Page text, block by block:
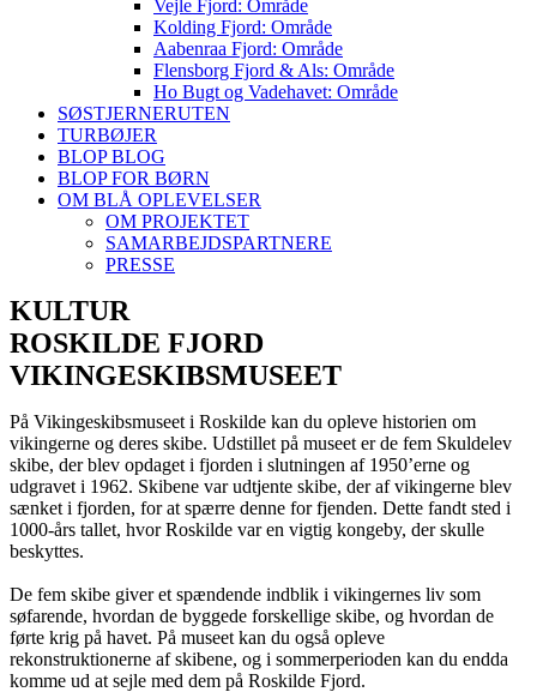
Vejle Fjord: Område
Kolding Fjord: Område
Aabenraa Fjord: Område
Flensborg Fjord & Als: Område
Ho Bugt og Vadehavet: Område
SØSTJERNERUTEN
TURBØJER
BLOP BLOG
BLOP FOR BØRN
OM BLÅ OPLEVELSER
OM PROJEKTET
SAMARBEJDSPARTNERE
PRESSE
KULTUR
ROSKILDE FJORD
VIKINGESKIBSMUSEET
På Vikingeskibsmuseet i Roskilde kan du opleve historien om
vikingerne og deres skibe. Udstillet på museet er de fem Skuldelev
skibe, der blev opdaget i fjorden i slutningen af 1950’erne og
udgravet i 1962. Skibene var udtjente skibe, der af vikingerne blev
sænket i fjorden, for at spærre denne for fjenden. Dette fandt sted i
1000-års tallet, hvor Roskilde var en vigtig kongeby, der skulle
beskyttes.
De fem skibe giver et spændende indblik i vikingernes liv som
søfarende, hvordan de byggede forskellige skibe, og hvordan de
førte krig på havet. På museet kan du også opleve
rekonstruktionerne af skibene, og i sommerperioden kan du endda
komme ud at sejle med dem på Roskilde Fjord.